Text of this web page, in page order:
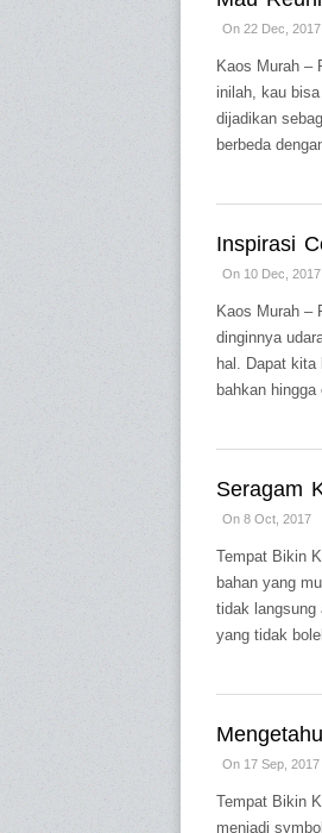
On 22 Dec, 2017
Kaos Murah –
inilah, kau
dijadikan
berbeda
Inspirasi
On 10 Dec, 2017
Kaos Murah –
dinginnya
hal. Dapat
bahkan
Seragam
On 8 Oct, 2017
Tempat Bikin
bahan yang
tidak langsung
yang tidak
On 17 Sep, 2017
Tempat Bikin
menjadi